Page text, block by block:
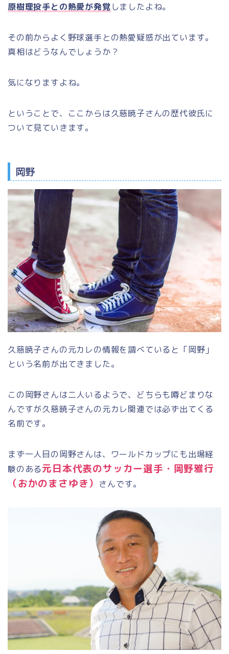
原樹理投手との熱愛が発覚しましたよね。
その前からよく野球選手との熱愛疑惑が出ています。
真相はどうなんでしょうか？
気になりますよね。
ということで、ここからは久慈暁子さんの歴代彼氏に
ついて見ていきます。
岡野
久慈暁子さんの元カレの情報を調べていると「岡野」
という名前が出てきました。
この岡野さんは二人いるようで、どちらも噂どまりな
んですが久慈暁子さんの元カレ関連では必ず出てくる
名前です。
まず一人目の岡野さんは、ワールドカップにも出場経
験のある元日本代表のサッカー選手・岡野雅行
（おかのまさゆき） さんです。